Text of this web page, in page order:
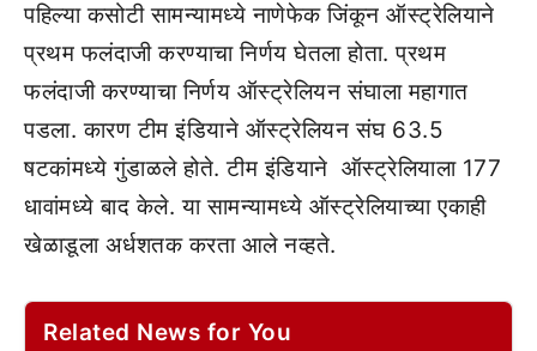
पहिल्या कसोटी सामन्यामध्ये नाणेफेक जिंकून ऑस्ट्रेलियाने
प्रथम फलंदाजी करण्याचा निर्णय घेतला होता. प्रथम
फलंदाजी करण्याचा निर्णय ऑस्ट्रेलियन संघाला महागात
पडला. कारण टीम इंडियाने ऑस्ट्रेलियन संघ 63.5
षटकांमध्ये गुंडाळले होते. टीम इंडियाने ऑस्ट्रेलियाला 177
धावांमध्ये बाद केले. या सामन्यामध्ये ऑस्ट्रेलियाच्या एकाही
खेळाडूला अर्धशतक करता आले नव्हते.
Related News for You